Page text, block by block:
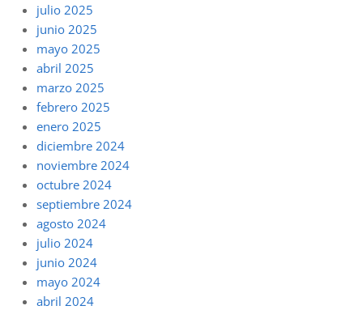
julio 2025
junio 2025
mayo 2025
abril 2025
marzo 2025
febrero 2025
enero 2025
diciembre 2024
noviembre 2024
octubre 2024
septiembre 2024
agosto 2024
julio 2024
junio 2024
mayo 2024
abril 2024